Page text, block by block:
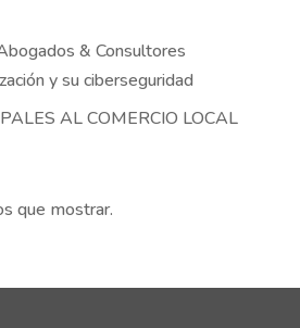
& Consultores
y su ciberseguridad
AL COMERCIO LOCAL
que mostrar.